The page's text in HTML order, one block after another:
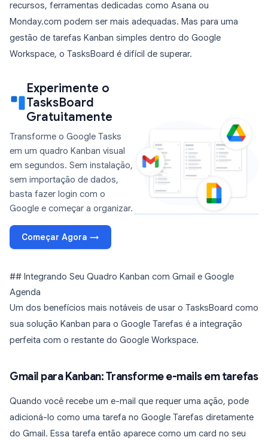
recursos, ferramentas dedicadas como Asana ou
Monday.com podem ser mais adequadas. Mas para uma
gestão de tarefas Kanban simples dentro do Google
Workspace, o TasksBoard é difícil de superar.
Experimente o
TasksBoard
Gratuitamente
Transforme o Google Tasks
em um quadro Kanban visual
em segundos. Sem instalação,
sem importação de dados,
basta fazer login com o
Google e começar a organizar.
Começar Agora →
## Integrando Seu Quadro Kanban com Gmail e Google
Agenda
Um dos benefícios mais notáveis de usar o TasksBoard como
sua solução Kanban para o Google Tarefas é a integração
perfeita com o restante do Google Workspace.
Gmail para Kanban: Transforme e-mails em tarefas
Quando você recebe um e-mail que requer uma ação, pode
adicioná-lo como uma tarefa no Google Tarefas diretamente
do Gmail. Essa tarefa então aparece como um card no seu